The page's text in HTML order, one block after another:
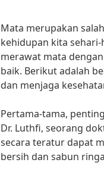
Mata merupakan
kehidupan kita
merawat mata
baik. Berikut adalah
dan menjaga
Pertama-tama,
Dr. Luthfi, seorang
secara teratur dapat
bersih dan sabun